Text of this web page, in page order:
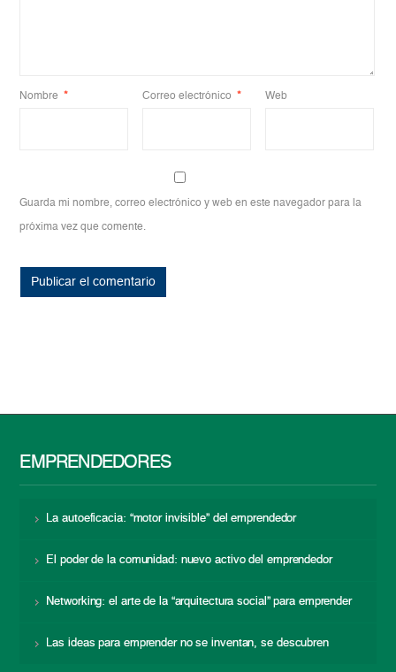
Nombre * Correo electrónico * Web
Guarda mi nombre, correo electrónico y web en este navegador para la
próxima vez que comente.
EMPRENDEDORES
La autoeficacia: “motor invisible” del emprendedor
El poder de la comunidad: nuevo activo del emprendedor
Networking: el arte de la “arquitectura social” para emprender
Las ideas para emprender no se inventan, se descubren